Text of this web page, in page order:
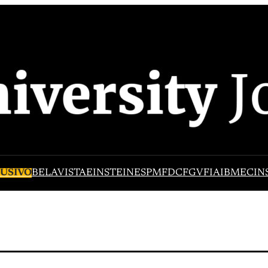
BELAVISTAEINSTEINESPMFDCFGVFIAIBMEC